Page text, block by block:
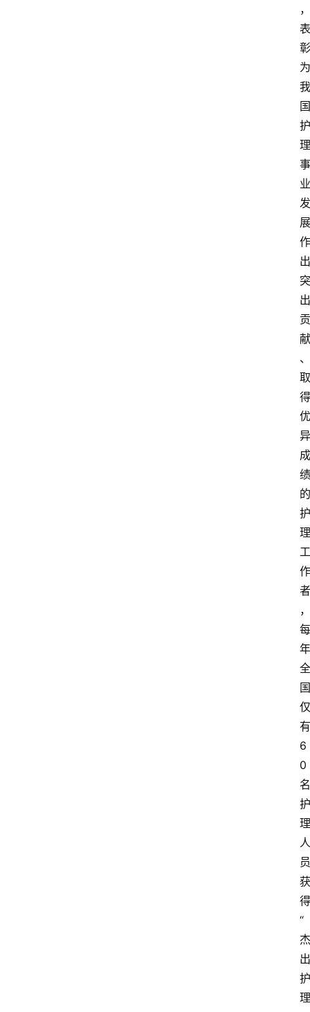
，
表
彰
为
我
国
护
理
事
业
发
展
作
出
突
出
贡
献
、
取
得
优
异
成
绩
的
护
理
工
作
者
，
每
年
全
国
仅
有
6
0
名
护
理
人
员
获
得
“
杰
出
护
理